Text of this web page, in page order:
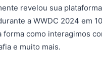
revelou sua
a WWDC 2024 em
forma como interagimos
e muito mais.